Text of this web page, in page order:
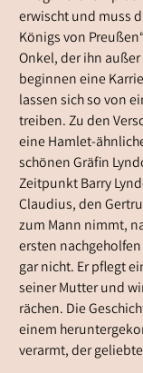
erwischt und muss
Königs von
Onkel, der ihn
beginnen eine
lassen sich so von
treiben. Zu den
eine Hamlet-
schönen Gräfin
Zeitpunkt Barry
Claudius, den
zum Mann nimmt,
ersten
gar nicht. Er pflegt
seiner Mutter und
rächen. Die
einem
verarmt, der